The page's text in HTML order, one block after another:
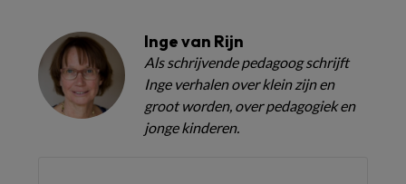
Inge van Rijn
Als schrijvende pedagoog schrijft
Inge verhalen over klein zijn en
groot worden, over pedagogiek en
jonge kinderen.